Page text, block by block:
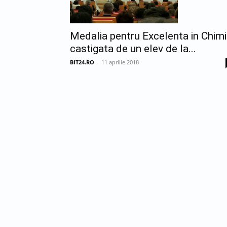
Medalia pentru Excelenta in
castigata de un elev de la...
BIT24.RO - 11 aprilie 2018